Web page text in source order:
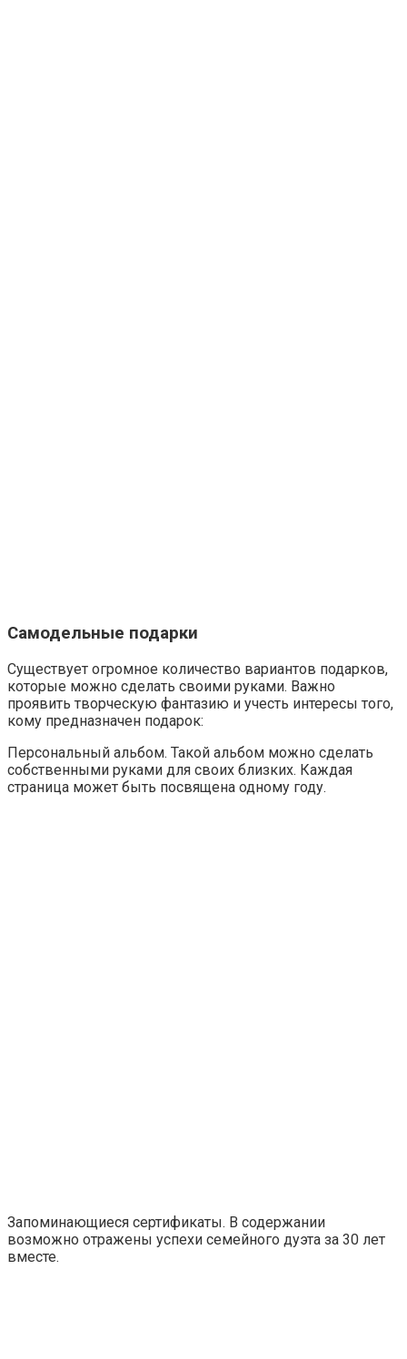
Самодельные подарки
Существует огромное количество вариантов подарков,
которые можно сделать своими руками. Важно
проявить творческую фантазию и учесть интересы того,
кому предназначен подарок:
Персональный альбом. Такой альбом можно сделать
собственными руками для своих близких. Каждая
страница может быть посвящена одному году.
Запоминающиеся сертификаты. В содержании
возможно отражены успехи семейного дуэта за 30 лет
вместе.